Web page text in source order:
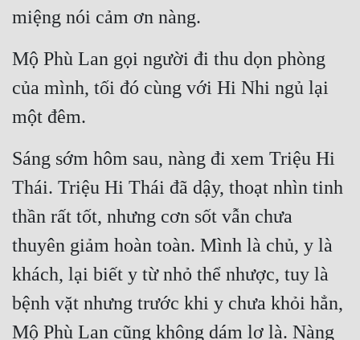
miệng nói cảm ơn nàng.
Mộ Phù Lan gọi người đi thu dọn phòng
của mình, tối đó cùng với Hi Nhi ngủ lại
một đêm.
Sáng sớm hôm sau, nàng đi xem Triệu Hi
Thái. Triệu Hi Thái đã dậy, thoạt nhìn tinh
thần rất tốt, nhưng cơn sốt vẫn chưa
thuyên giảm hoàn toàn. Mình là chủ, y là
khách, lại biết y từ nhỏ thể nhược, tuy là
bệnh vặt nhưng trước khi y chưa khỏi hẳn,
Mộ Phù Lan cũng không dám lơ là. Nàng